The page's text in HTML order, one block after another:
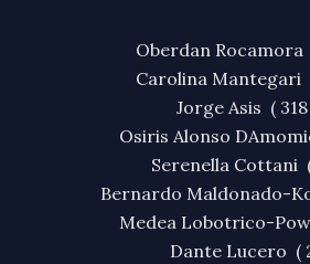
Oberdan Rocamora
Carolina Mantegari
Jorge Asis (
Osiris Alonso
Serenella Cottani
Bernardo Maldonado-
Medea Lobotrico-
Dante Lucero (